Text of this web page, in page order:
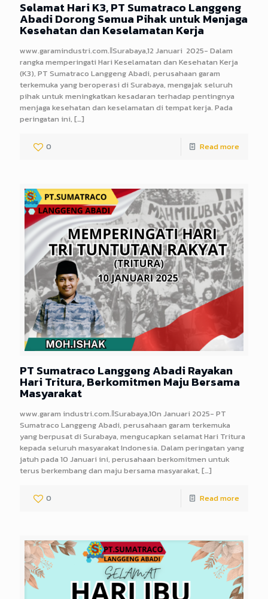
Selamat Hari K3, PT Sumatraco Langgeng
Abadi Dorong Semua Pihak untuk Menjaga
Kesehatan dan Keselamatan Kerja
www.garamindustri.com.ǁSurabaya,12 Januari 2025- Dalam
rangka memperingati Hari Keselamatan dan Kesehatan Kerja
(K3), PT Sumatraco Langgeng Abadi, perusahaan garam
terkemuka yang beroperasi di Surabaya, mengajak seluruh
pihak untuk meningkatkan kesadaran terhadap pentingnya
menjaga kesehatan dan keselamatan di tempat kerja. Pada
peringatan ini, […]
0 Read more
PT Sumatraco Langgeng Abadi Rayakan
Hari Tritura, Berkomitmen Maju Bersama
Masyarakat
www.garam industri.com.ǁSurabaya,10n Januari 2025- PT
Sumatraco Langgeng Abadi, perusahaan garam terkemuka
yang berpusat di Surabaya, mengucapkan selamat Hari Tritura
kepada seluruh masyarakat Indonesia. Dalam peringatan yang
jatuh pada 10 Januari ini, perusahaan berkomitmen untuk
terus berkembang dan maju bersama masyarakat, […]
0 Read more